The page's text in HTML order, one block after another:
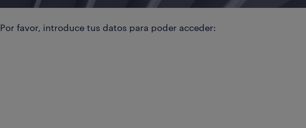
Por favor, introduce tus datos para poder acceder: